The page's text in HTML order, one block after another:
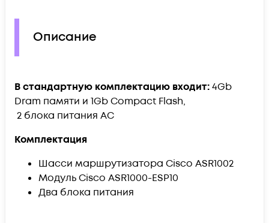
Описание
В стандартную комплектацию входит:4Gb
Dram памяти и 1Gb Compact Flash,
2 блока питания AC
Комплектация
Шасси маршрутизатора Cisco ASR1002
Модуль Cisco ASR1000-ESP10
Два блока питания